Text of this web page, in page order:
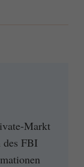
Markt
des FBI